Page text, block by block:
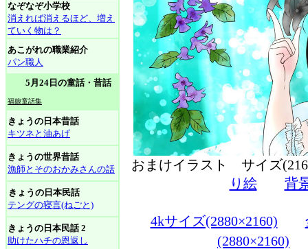
なぞなぞ小学校
消えれば消えるほど、増え
ていく物は？
あこがれの職業紹介
パン職人
5月24日の童話・昔話
福娘童話集
きょうの日本昔話
キツネと油あげ
きょうの世界昔話
漁師とそのおかみさんの話
きょうの日本民話
テングの寝言(ねごと)
きょうの日本民話 2
助けたハチの恩返し
おまけイラスト サイズ
り絵
背
4kサイズ(2880×2160)
(2880×2160)